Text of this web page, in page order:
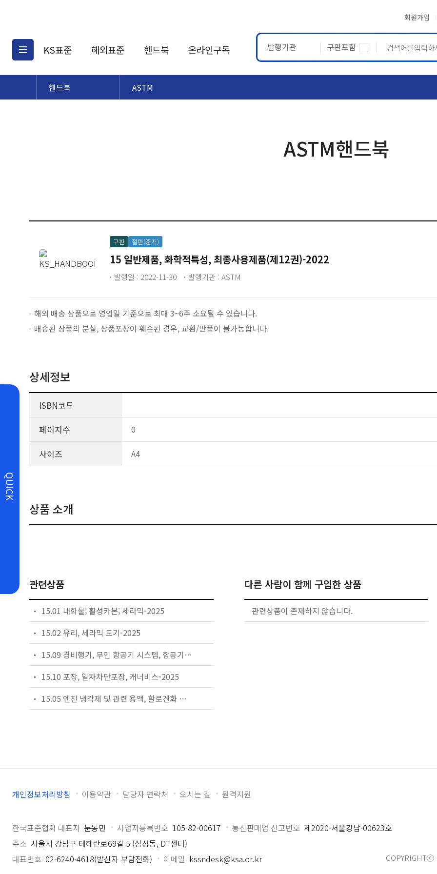
회원가입
KS표준
KS표준검색
해외표준
해외표준검색
핸드북 온라인구독 발행기관 구판포함
QUICK
핸드북 ASTM
ASTM핸드북
구판 절판(중지)
15 일반제품, 화학적특성, 최종사용제품(제12권)-2022
발행일 : 2022-11-30 발행기관 : ASTM
해외 배송 상품으로 영업일 기준으로 최대 3~6주 소요될 수 있습니다.
배송된 상품의 분실, 상품포장이 훼손된 경우, 교환/반품이 불가능합니다.
상세정보
ISBN코드
페이지수
0
사이즈 A4
상품 소개
관련상품
15.01 내화물; 활성카본; 세라믹-2025
15.02 유리, 세라믹 도기-2025
15.09 경비행기, 무인 항공기 시스템, 항공기 시스템, 항공우주 인력, 일반 항공 비행기-2025
15.10 포장, 일차차단포장, 캐너비스-2025
15.05 엔진 냉각제 및 관련 용액, 할로겐화 유기용제 및 소화제-2025
다른 사람이 함께 구입한 상품
관련상품이 존재하지 않습니다.
개인정보처리방침 이용약관 담당자 연락처 오시는 길 원격지원
한국표준협회 대표자 문동민 사업자등록번호 105-82-00617 통신판매업 신고번호 제2020-서울강남-00623호
주소 서울시 강남구 테헤란로69길 5 (삼성동, DT센터)
대표번호 02-6240-4618(발신자 부담전화) 이메일 kssndesk@ksa.or.kr COPYRIGHTⓒ